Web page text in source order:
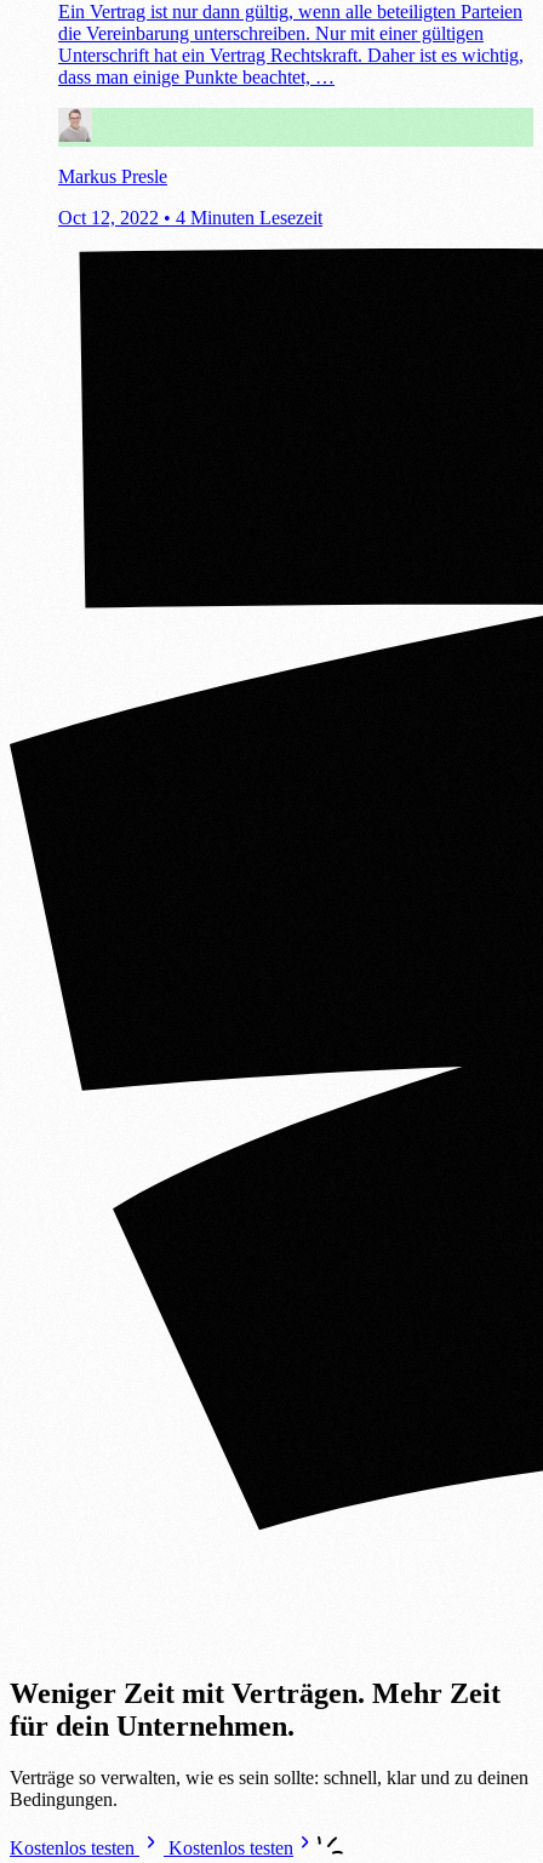
Ein Vertrag ist nur dann gültig, wenn alle beteiligten Parteien
die Vereinbarung unterschreiben. Nur mit einer gültigen
Unterschrift hat ein Vertrag Rechtskraft. Daher ist es wichtig,
dass man einige Punkte beachtet, …
Markus Presle
Oct 12, 2022 • 4 Minuten Lesezeit
Weniger Zeit mit Verträgen. Mehr Zeit
für dein Unternehmen.
Verträge so verwalten, wie es sein sollte: schnell, klar und zu deinen
Bedingungen.
Kostenlos testen
Kostenlos testen